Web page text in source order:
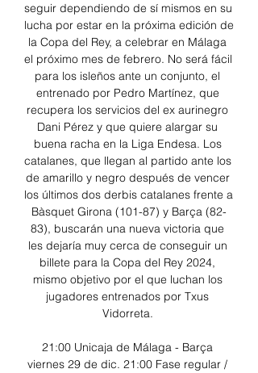
seguir dependiendo de sí mismos en su
lucha por estar en la próxima edición de
la Copa del Rey, a celebrar en Málaga
el próximo mes de febrero. No será fácil
para los isleños ante un conjunto, el
entrenado por Pedro Martínez, que
recupera los servicios del ex aurinegro
Dani Pérez y que quiere alargar su
buena racha en la Liga Endesa. Los
catalanes, que llegan al partido ante los
de amarillo y negro después de vencer
los últimos dos derbis catalanes frente a
Bàsquet Girona (101-87) y Barça (82-
83), buscarán una nueva victoria que
les dejaría muy cerca de conseguir un
billete para la Copa del Rey 2024,
mismo objetivo por el que luchan los
jugadores entrenados por Txus
Vidorreta.
21:00 Unicaja de Málaga - Barça
viernes 29 de dic. 21:00 Fase regular /